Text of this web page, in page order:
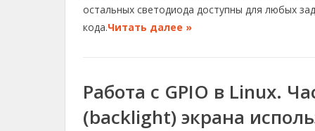
остальных светодиода доступны для любых
кода.Читать далее »
Работа с GPIO в Linux.
(backlight) экрана